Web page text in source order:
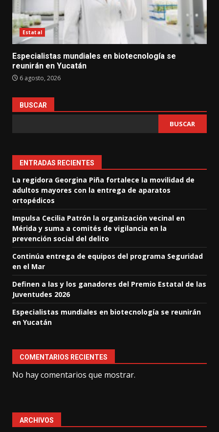
Estatal
Especialistas mundiales en biotecnología se
reunirán en Yucatán
6 agosto, 2026
BUSCAR
BUSCAR
ENTRADAS RECIENTES
La regidora Georgina Piña fortalece la movilidad de
adultos mayores con la entrega de aparatos
ortopédicos
Impulsa Cecilia Patrón la organización vecinal en
Mérida y suma a comités de vigilancia en la
prevención social del delito
Continúa entrega de equipos del programa Seguridad
en el Mar
Definen a las y los ganadores del Premio Estatal de las
Juventudes 2026
Especialistas mundiales en biotecnología se reunirán
en Yucatán
COMENTARIOS RECIENTES
No hay comentarios que mostrar.
ARCHIVOS